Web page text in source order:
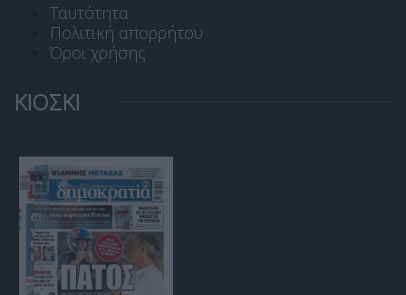
Ταυτότητα
Πολιτική απορρήτου
Όροι χρήσης
ΚΙΟΣΚΙ